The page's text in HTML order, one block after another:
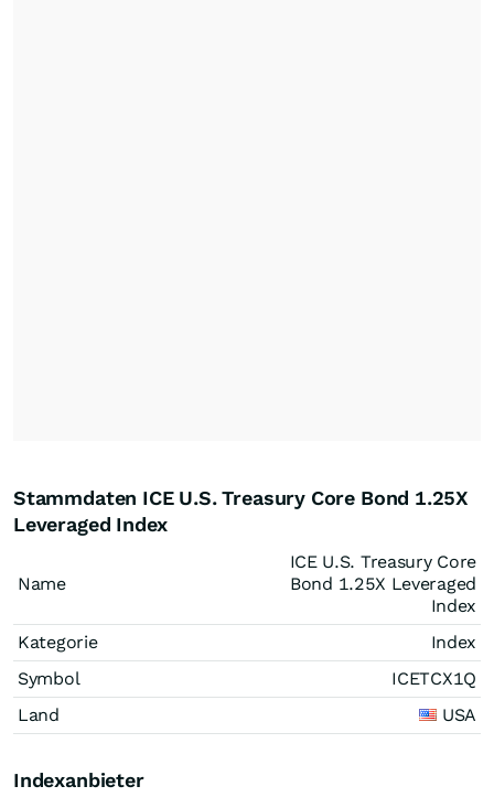
Stammdaten ICE U.S. Treasury Core Bond 1.25X
Leveraged Index
Name
ICE U.S. Treasury Core
Bond 1.25X Leveraged
Index
Kategorie
Index
Symbol
ICETCX1Q
Land
USA
Indexanbieter